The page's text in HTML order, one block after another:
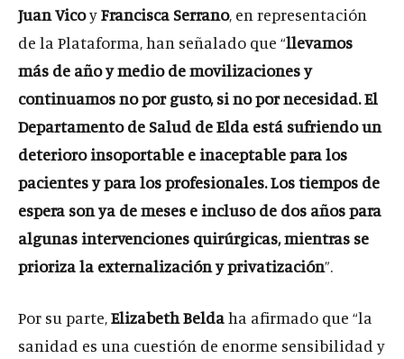
Juan VicoyFrancisca Serrano, en representación
de la Plataforma, han señalado que “llevamos
más de año y medio de movilizaciones y
continuamos no por gusto, si no por necesidad. El
Departamento de Salud de Elda está sufriendo un
deterioro insoportable e inaceptable para los
pacientes y para los profesionales. Los tiempos de
espera son ya de meses e incluso de dos años para
algunas intervenciones quirúrgicas, mientras se
prioriza la externalización y privatización”.
Por su parte,Elizabeth Beldaha afirmado que “la
sanidad es una cuestión de enorme sensibilidad y